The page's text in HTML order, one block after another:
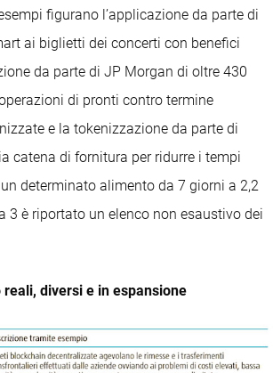
figurano l’applicazione da parte di
ai biglietti dei concerti con benefici
da parte di JP Morgan di oltre 430
di pronti contro termine
e la tokenizzazione da parte di
catena di fornitura per ridurre i tempi
determinato alimento da 7 giorni a 2,2
3 è riportato un elenco non esaustivo dei
reali, diversi e in espansione